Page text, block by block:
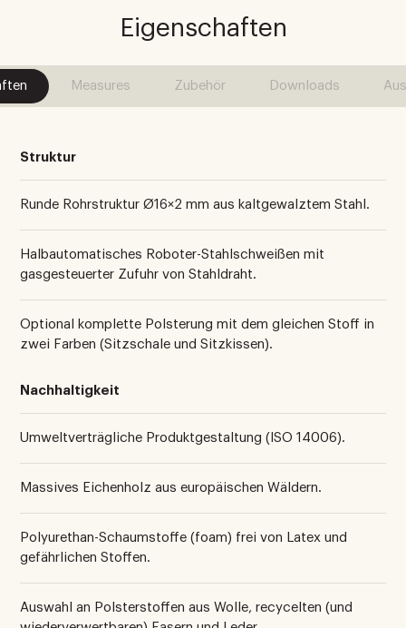
Eigenschaften
Measures Zubehör Downloads
Struktur
Runde Rohrstruktur Ø16×2 mm aus kaltgewalztem Stahl.
Halbautomatisches Roboter-Stahlschweißen mit
gasgesteuerter Zufuhr von Stahldraht.
Optional komplette Polsterung mit dem gleichen Stoff in
zwei Farben (Sitzschale und Sitzkissen).
Nachhaltigkeit
Umweltverträgliche Produktgestaltung (ISO 14006).
Massives Eichenholz aus europäischen Wäldern.
Polyurethan-Schaumstoffe (foam) frei von Latex und
gefährlichen Stoffen.
Auswahl an Polsterstoffen aus Wolle, recycelten (und